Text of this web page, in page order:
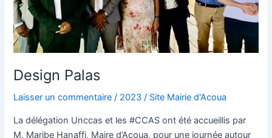
Design Palas
Laisser un commentaire / 2023 / Site Mairie d'Acoua
La délégation Unccas et les #CCAS ont été accueillis par
M. Maribe Hanaffi, Maire d’Acoua, pour une journée autour